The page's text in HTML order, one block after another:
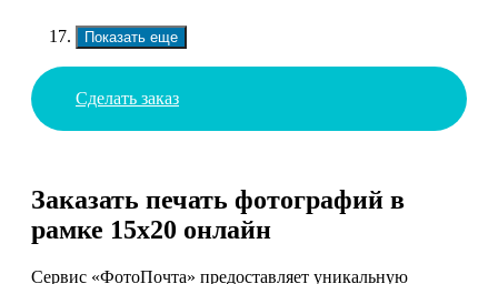
Показать еще
Сделать заказ
Заказать печать фотографий в
рамке 15х20 онлайн
Сервис «ФотоПочта» предоставляет уникальную